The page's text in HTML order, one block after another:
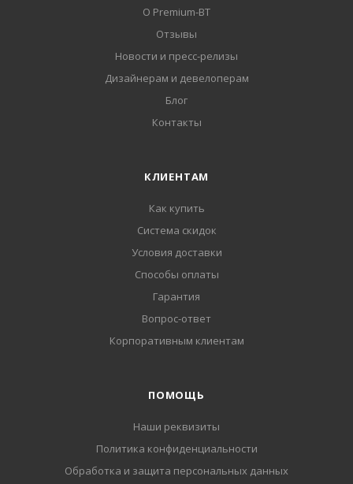
О Premium-BT
Отзывы
Новости и пресс-релизы
Дизайнерам и девелоперам
Блог
Контакты
КЛИЕНТАМ
Как купить
Система скидок
Условия доставки
Способы оплаты
Гарантия
Вопрос-ответ
Корпоративным клиентам
ПОМОЩЬ
Наши реквизиты
Политика конфиденциальности
Обработка и защита персональных данных